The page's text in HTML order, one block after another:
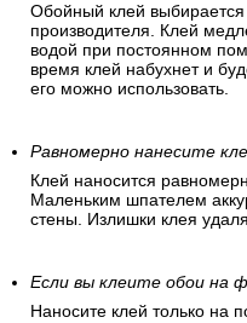
Обойный клей
производителя. Клей
водой при постоянном
время клей набухнет и
его можно использовать.
Равномерно нанесите
Клей наносится
Маленьким шпателем
стены. Излишки клея
Если вы клеите обои на
Наносите клей только на